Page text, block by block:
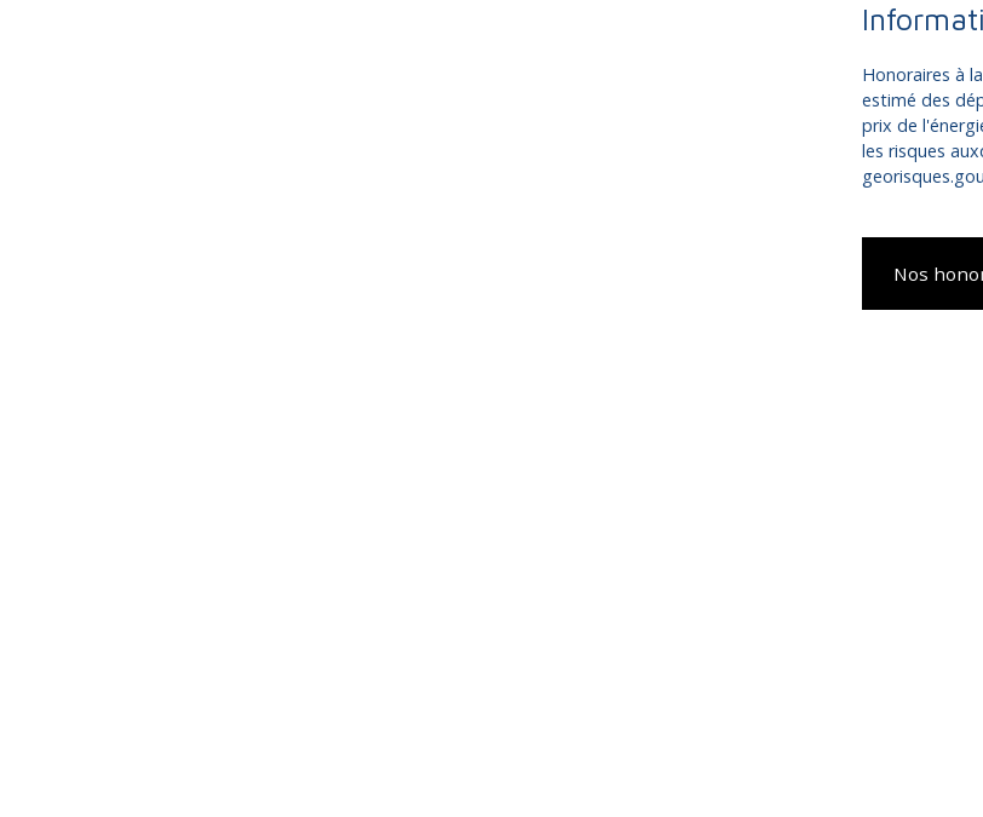
Honoraires à
estimé des
prix de
les risques
Nos